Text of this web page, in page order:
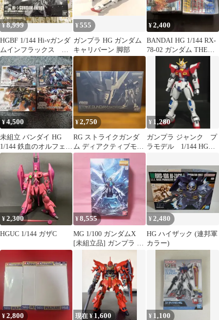
¥8,999
HGBF 1/144 Hi-νガンダ
ムインフラックス プ
レミアムバンダイ
¥555
ガンプラ HG ガンダム
キャリバーン 脚部
¥2,400
BANDAI HG 1/144 RX-
78-02 ガンダム THE
¥4,500
未組立 バンダイ HG
1/144 鉄血のオルフェン
ズ セット
¥2,750
RG ストライクガンダ
ム ディアクティブモー
ド
¥ 1,280
ガンプラ ジャンク プ
ラモデル 1/144 HGBF
ダム
¥2,300
HGUC 1/144 ガザC
¥8,555
MG 1/100 ガンダムX
[未組立品] ガンプラ ガ
¥2,480
HG ハイザック (連邦軍
カラー)
¥2,800 現在 ¥1,600 ¥ 1,100